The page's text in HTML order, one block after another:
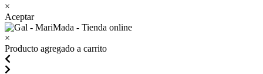
×
Aceptar
×
Producto agregado a carrito